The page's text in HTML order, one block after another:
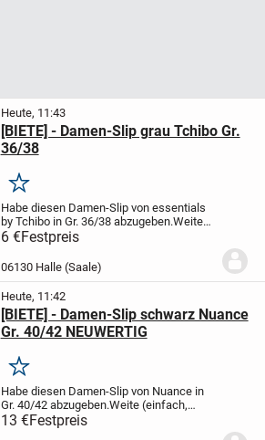
Heute, 11:43
[BIETE] - Damen-Slip grau Tchibo Gr.
36/38
Merken
Habe diesen Damen-Slip von essentials
by Tchibo in Gr. 36/38 abzugeben.Weite
(einfach, ungedehnt): 29 cm
6,00 Euro + VK (1,80 Euro
Großbrief).Keine Abholung, nur Versand.
6 €Festpreis
06130 Halle (Saale)
Heute, 11:42
[BIETE] - Damen-Slip schwarz Nuance
Gr. 40/42 NEUWERTIG
Merken
Habe diesen Damen-Slip von Nuance in
Gr. 40/42 abzugeben.Weite (einfach,
ungedehnt): 32 cm
13,00 Euro + VK (1,80 Euro
13 €Festpreis